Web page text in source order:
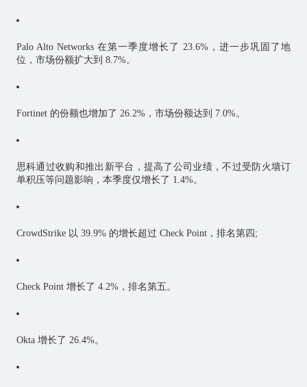
Palo Alto Networks 在第一季度增长了 23.6%，进一步巩固了地
位，市场份额扩大到 8.7%。
Fortinet 的份额也增加了 26.2%，市场份额达到 7.0%。
思科通过收购和推出新平台，提高了公司业绩，不过受防火墙订
单积压等问题影响，本季度仅增长了 1.4%。
CrowdStrike 以 39.9% 的增长超过 Check Point，排名第四;
Check Point 增长了 4.2%，排名第五。
Okta 增长了 26.4%。